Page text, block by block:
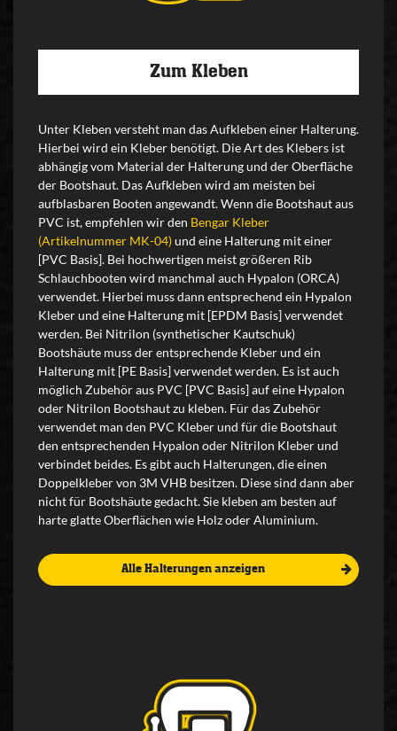
Zum Kleben
Unter Kleben versteht man das Aufkleben einer Halterung.
Hierbei wird ein Kleber benötigt. Die Art des Klebers ist
abhängig vom Material der Halterung und der Oberfläche
der Bootshaut. Das Aufkleben wird am meisten bei
aufblasbaren Booten angewandt. Wenn die Bootshaut aus
PVC ist, empfehlen wir den Bengar Kleber
(Artikelnummer MK-04)und eine Halterung mit einer
[PVC Basis]. Bei hochwertigen meist größeren Rib
Schlauchbooten wird manchmal auch Hypalon (ORCA)
verwendet. Hierbei muss dann entsprechend ein Hypalon
Kleber und eine Halterung mit [EPDM Basis] verwendet
werden. Bei Nitrilon (synthetischer Kautschuk)
Bootshäute muss der entsprechende Kleber und ein
Halterung mit [PE Basis] verwendet werden. Es ist auch
möglich Zubehör aus PVC [PVC Basis] auf eine Hypalon
oder Nitrilon Bootshaut zu kleben. Für das Zubehör
verwendet man den PVC Kleber und für die Bootshaut
den entsprechenden Hypalon oder Nitrilon Kleber und
verbindet beides. Es gibt auch Halterungen, die einen
Doppelkleber von 3M VHB besitzen. Diese sind dann aber
nicht für Bootshäute gedacht. Sie kleben am besten auf
harte glatte Oberflächen wie Holz oder Aluminium.
Alle Halterungen anzeigen